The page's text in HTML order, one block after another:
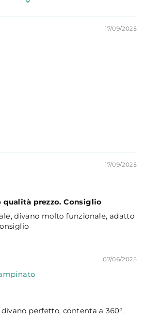
17/09/2025
17/09/2025
prezzo. Consiglio
divano molto funzionale, adatto
07/06/2025
perfetto, contenta a 360°.